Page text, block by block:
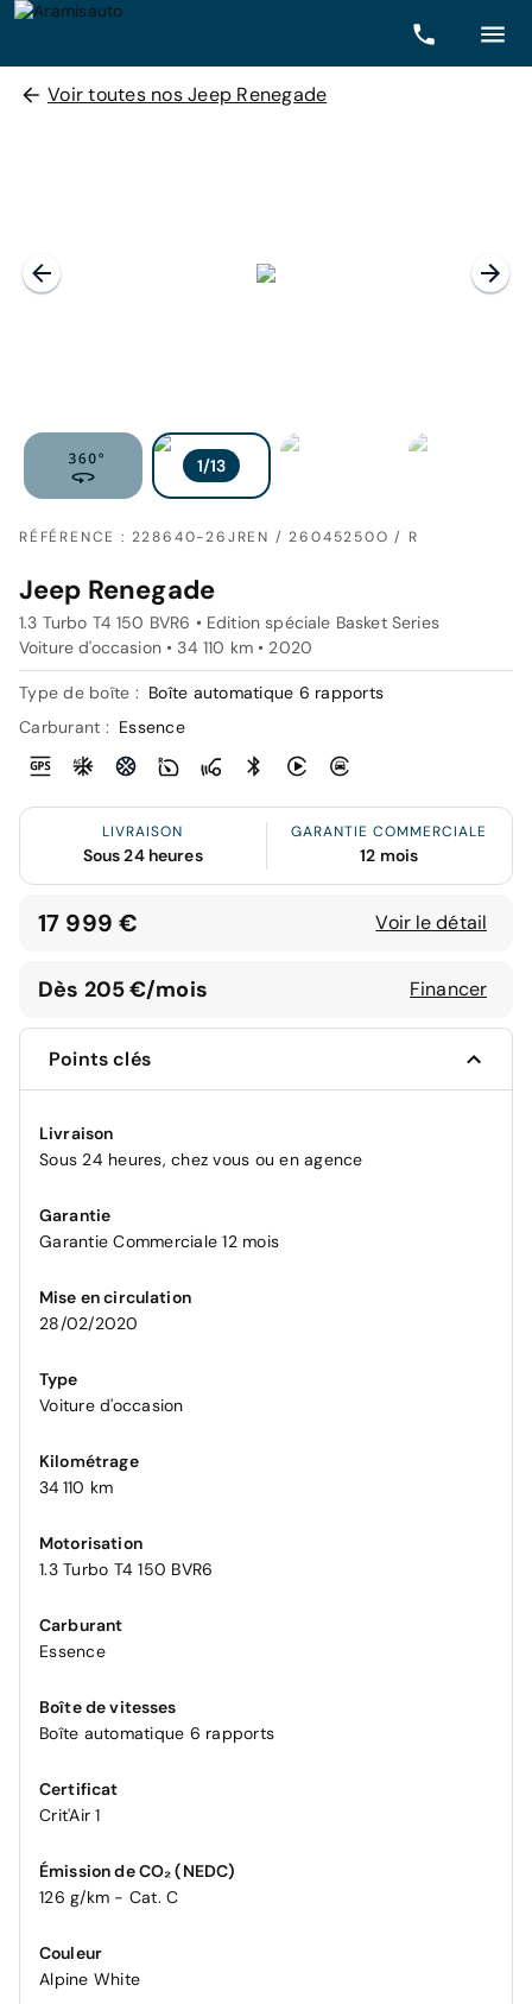
Voir toutes nos Jeep Renegade
RÉFÉRENCE : 228640-26JREN / 26045250O / R
Jeep Renegade
1.3 Turbo T4 150 BVR6 • Edition spéciale Basket Series
Voiture d'occasion • 34 110 km • 2020
Type de boîte : Boîte automatique 6 rapports
Carburant : Essence
LIVRAISON
Sous 24 heures
GARANTIE COMMERCIALE
12 mois
17 999 € Voir le détail
Dès 205 €/mois Financer
Points clés
Livraison
Sous 24 heures, chez vous ou en agence
Garantie
Garantie Commerciale 12 mois
Mise en circulation
28/02/2020
Type
Voiture d'occasion
Kilométrage
34 110 km
Motorisation
1.3 Turbo T4 150 BVR6
Carburant
Essence
Boîte de vitesses
Boîte automatique 6 rapports
Certificat
Crit'Air 1
Émission de CO₂ (NEDC)
126 g/km - Cat. C
Couleur
Alpine White